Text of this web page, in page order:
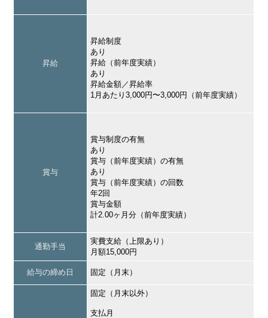
昇給
昇給制度
あり
昇給（前年度実績）
あり
昇給金額／昇給率
1月あたり3,000円〜3,000円（前年度実績）
賞与
賞与制度の有無
あり
賞与（前年度実績）の有無
あり
賞与（前年度実績）の回数
年2回
賞与金額
計2.00ヶ月分（前年度実績）
通勤手当
実費支給（上限あり）
月額15,000円
給与の締め日 固定（月末）
固定（月末以外）
支払月